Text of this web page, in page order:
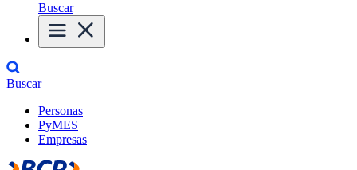
Buscar
Buscar
Personas
PyMES
Empresas